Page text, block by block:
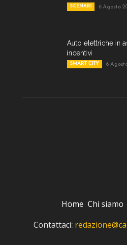
SCENARI 6 Agosto
Auto elettriche in
incentivi
SMART CITY 6
Home Chi siamo
Contattaci: